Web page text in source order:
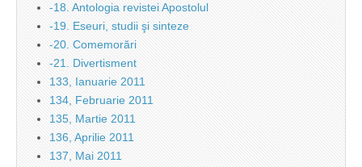
-18. Antologia revistei Apostolul
-19. Eseuri, studii şi sinteze
-20. Comemorări
-21. Divertisment
133, Ianuarie 2011
134, Februarie 2011
135, Martie 2011
136, Aprilie 2011
137, Mai 2011